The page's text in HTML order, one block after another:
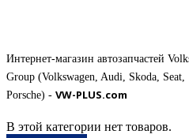
Интернет-магазин автозапчастей
Group (Volkswagen, Audi, Skoda, Seat,
Porsche) - VW-PLUS.com
В этой категории нет товаров.